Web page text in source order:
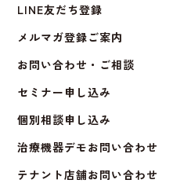
LINE友だち登録
メルマガ登録ご案内
お問い合わせ・ご相談
セミナー申し込み
個別相談申し込み
治療機器デモお問い合わせ
テナント店舗お問い合わせ